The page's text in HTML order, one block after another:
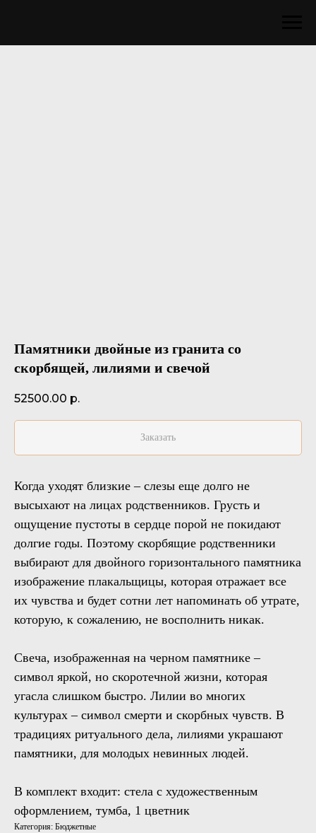
Памятники двойные из гранита со
скорбящей, лилиями и свечой
52500.00 р.
Заказать
Когда уходят близкие – слезы еще долго не
высыхают на лицах родственников. Грусть и
ощущение пустоты в сердце порой не покидают
долгие годы. Поэтому скорбящие родственники
выбирают для двойного горизонтального памятника
изображение плакальщицы, которая отражает все
их чувства и будет сотни лет напоминать об утрате,
которую, к сожалению, не восполнить никак.
Свеча, изображенная на черном памятнике –
символ яркой, но скоротечной жизни, которая
угасла слишком быстро. Лилии во многих
культурах – символ смерти и скорбных чувств. В
традициях ритуального дела, лилиями украшают
памятники, для молодых невинных людей.
В комплект входит: стела с художественным
оформлением, тумба, 1 цветник
Категория: Бюджетные